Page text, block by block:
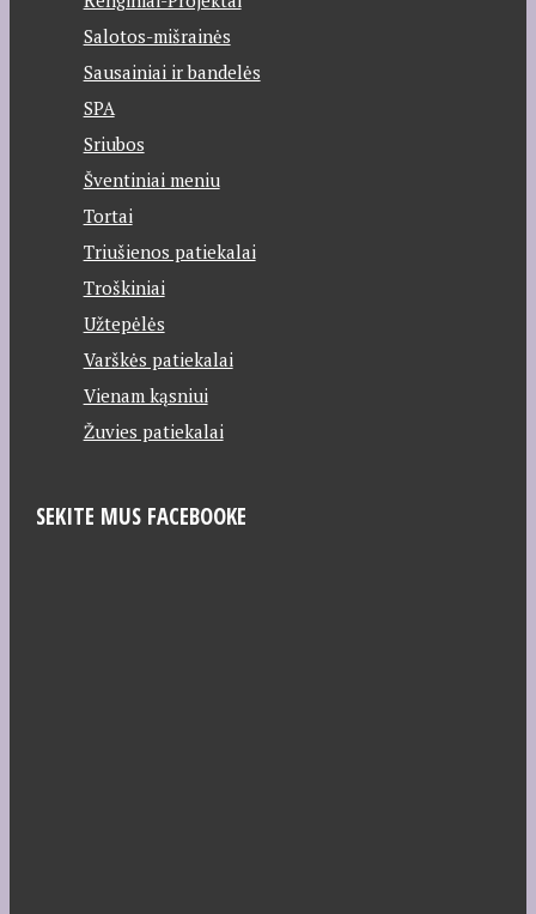
Salotos-mišrainės
Sausainiai ir bandelės
SPA
Sriubos
Šventiniai meniu
Tortai
Triušienos patiekalai
Troškiniai
Užtepėlės
Varškės patiekalai
Vienam kąsniui
Žuvies patiekalai
SEKITE MUS FACEBOOKE